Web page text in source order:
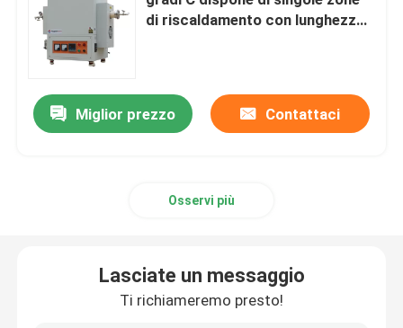
Fornaci industriali a camera
Forno a atmosfera controllata
Forno per ascensori
di riscaldamento con lunghezza
Miglior prezzo Contattaci
Osservi più
Lasciate un messaggio
Ti richiameremo presto!